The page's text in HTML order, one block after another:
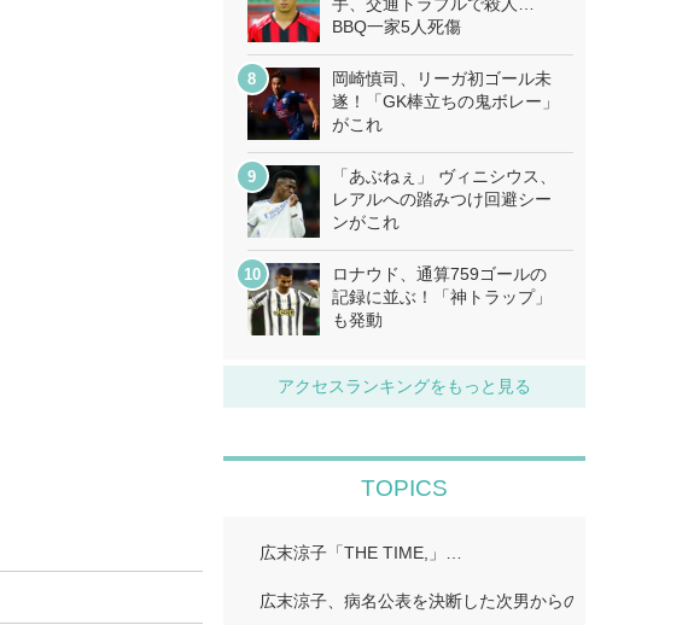
BBQ一家5人死傷
岡崎慎司、リーガ初ゴール未
遂！「GK棒立ちの鬼ボレー」
がこれ
「あぶねぇ」 ヴィニシウス、
レアルへの踏みつけ回避シー
ンがこれ
ロナウド、通算759ゴールの
記録に並ぶ！「神トラップ」
も発動
アクセスランキングをもっと見る
TOPICS
広末涼子「THE TIME,」…
広末涼子、病名公表を決断した次男からの言葉「言い